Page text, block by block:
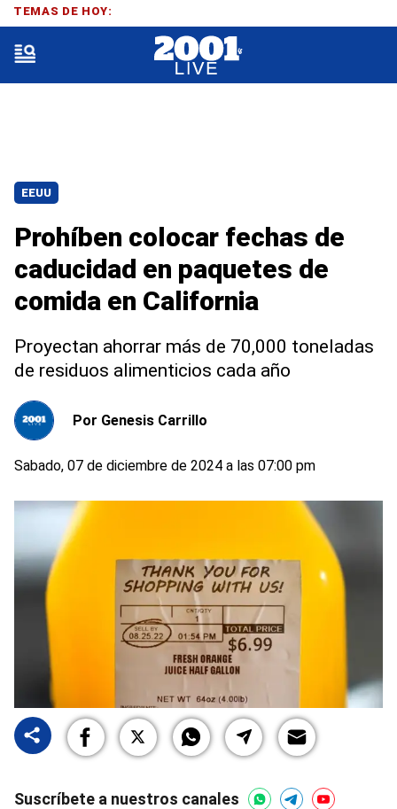
EEUU
Prohíben colocar fechas de
caducidad en paquetes de
comida en California
Proyectan ahorrar más de 70,000 toneladas
de residuos alimenticios cada año
Por Genesis Carrillo
Sabado, 07 de diciembre de 2024 a las 07:00 pm
Suscríbete a nuestros canales
TEMAS DE HOY: